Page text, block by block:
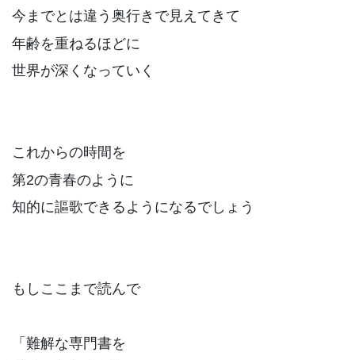
今までとは違う奥行きで見えてきて
年齢を重ねるほどに
世界が深くなっていく
これからの時間を
第2の青春のように
知的に謳歌できるようになるでしょう
もしここまで読んで
「難解な専門書を